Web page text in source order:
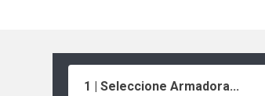
1 | Seleccione Armadora...